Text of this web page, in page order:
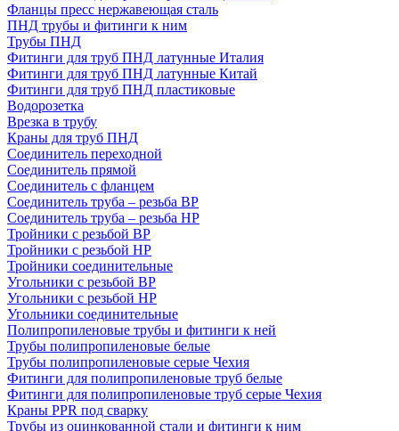
Фланцы пресс нержавеющая сталь
ПНД трубы и фитинги к ним
Трубы ПНД
Фитинги для труб ПНД латунные Италия
Фитинги для труб ПНД латунные Китай
Фитинги для труб ПНД пластиковые
Водорозетка
Врезка в трубу
Краны для труб ПНД
Соединитель переходной
Соединитель прямой
Соединитель с фланцем
Соединитель труба – резьба ВР
Соединитель труба – резьба НР
Тройники с резьбой ВР
Тройники с резьбой НР
Тройники соединительные
Угольники с резьбой ВР
Угольники с резьбой НР
Угольники соединительные
Полипропиленовые трубы и фитинги к ней
Трубы полипропиленовые белые
Трубы полипропиленовые серые Чехия
Фитинги для полипропиленовые труб белые
Фитинги для полипропиленовые труб серые Чехия
Краны PPR под сварку
Трубы из оцинкованной стали и фитинги к ним